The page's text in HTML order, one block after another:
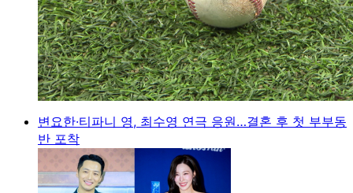
변요한·티파니 영, 최수영 연극 응원…결혼 후 첫 부부동
반 포착